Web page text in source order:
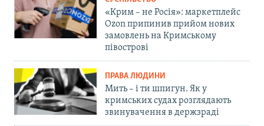
«Крим – не Росія»: маркетплейс
Ozon припинив прийом нових
замовлень на Кримському
півострові
ПРАВА ЛЮДИНИ
Мить – і ти шпигун. Як у
кримських судах розглядають
звинувачення в держзраді